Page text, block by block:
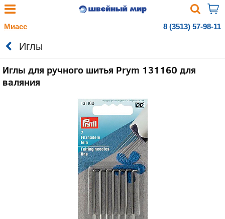
Миасс 8 (3513) 57-98-11
Иглы
Иглы для ручного шитья Prym 131160 для
валяния